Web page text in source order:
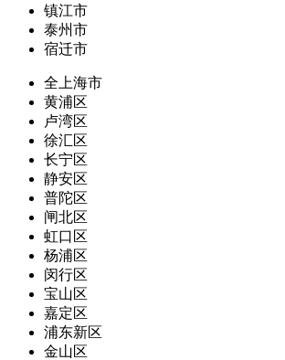
镇江市
泰州市
宿迁市
全上海市
黄浦区
卢湾区
徐汇区
长宁区
静安区
普陀区
闸北区
虹口区
杨浦区
闵行区
宝山区
嘉定区
浦东新区
金山区